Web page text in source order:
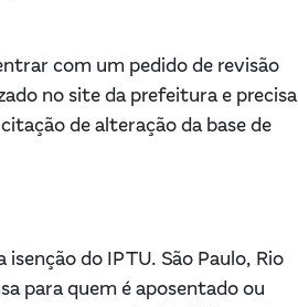
com um pedido de revisão
no site da prefeitura e precisa
de alteração da base de
do IPTU. São Paulo, Rio
para quem é aposentado ou